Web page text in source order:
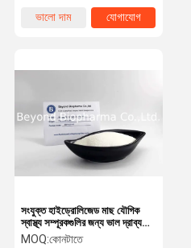
ভালো দাম
যোগাযোগ
সংযুক্ত হাইড্রোলিজেড মাছ যৌগিক
স্বাস্থ্য সম্পূরকগুলির জন্য ভাল দ্রাব্যতা
সহ কোলেজেন পেপটাইড
MOQ:কোনটাতে